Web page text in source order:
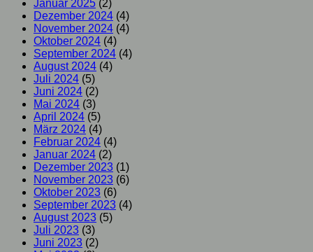
Januar 2025 (2)
Dezember 2024 (4)
November 2024 (4)
Oktober 2024 (4)
September 2024 (4)
August 2024 (4)
Juli 2024 (5)
Juni 2024 (2)
Mai 2024 (3)
April 2024 (5)
März 2024 (4)
Februar 2024 (4)
Januar 2024 (2)
Dezember 2023 (1)
November 2023 (6)
Oktober 2023 (6)
September 2023 (4)
August 2023 (5)
Juli 2023 (3)
Juni 2023 (2)